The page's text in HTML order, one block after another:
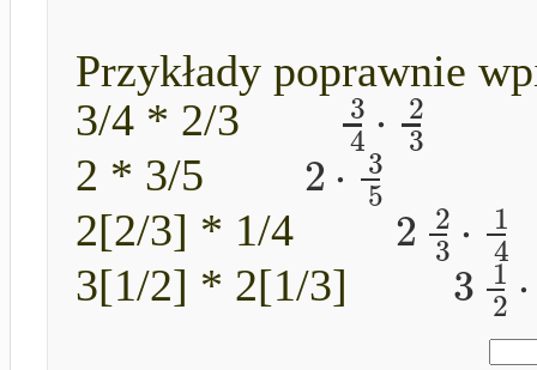
Przykłady poprawnie
3/4 * 2/3
3
4 ⋅ 2
3
2 * 3/5 2⋅ 3
5
2[2/3] * 1/4 2 2
3 ⋅ 1
4
3[1/2] * 2[1/3] 3 1
2 ⋅